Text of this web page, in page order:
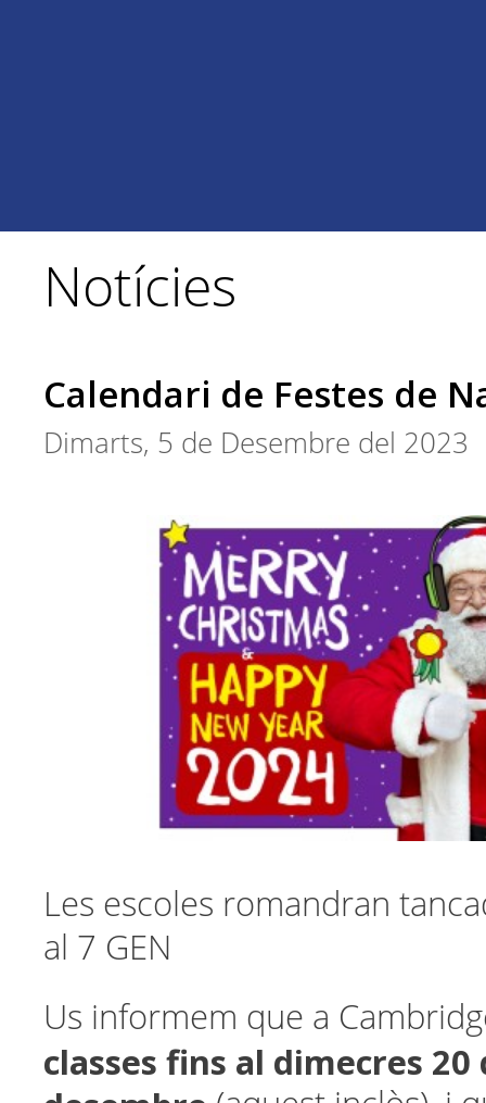
Notícies
Calendari de Festes de
Dimarts, 5 de Desembre del 2023
Les escoles romandran
al 7 GEN
Us informem que a
classes fins al dimecres 20